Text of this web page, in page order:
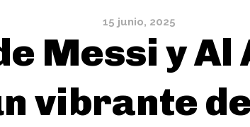
15 junio, 2025
Messi y Al
vibrante